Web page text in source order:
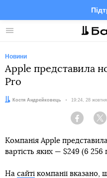
Меню
Новини
Apple представила
Pro
Автор:Костя Андрейковець Дата:
19:24, 28
Facebook
Компанія Apple
вартість яких — $249 (6 256
На сайті компанії вказано,